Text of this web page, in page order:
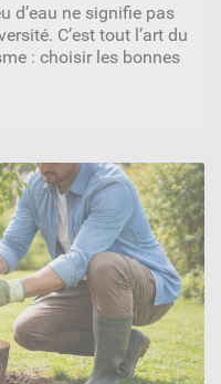
d’eau ne signifie pas
C’est tout l’art du
: choisir les bonnes